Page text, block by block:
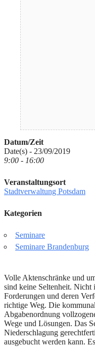
Datum/Zeit
Date(s) - 23/09/2019
9:00 - 16:00
Veranstaltungsort
Stadtverwaltung Potsdam
Kategorien
Seminare
Seminare Brandenburg
Volle Aktenschränke und
sind keine Seltenheit. Nicht
Forderungen und deren
richtige Weg. Die
Abgabenordnung
Wege und Lösungen. Das
Niederschlagung
ausgebucht werden kann.